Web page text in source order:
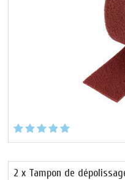
2 x Tampon de